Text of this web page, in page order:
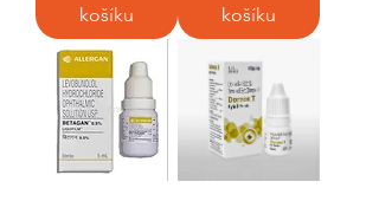
košíku
košíku